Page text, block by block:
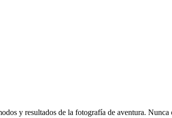
y resultados de la fotografía de aventura.